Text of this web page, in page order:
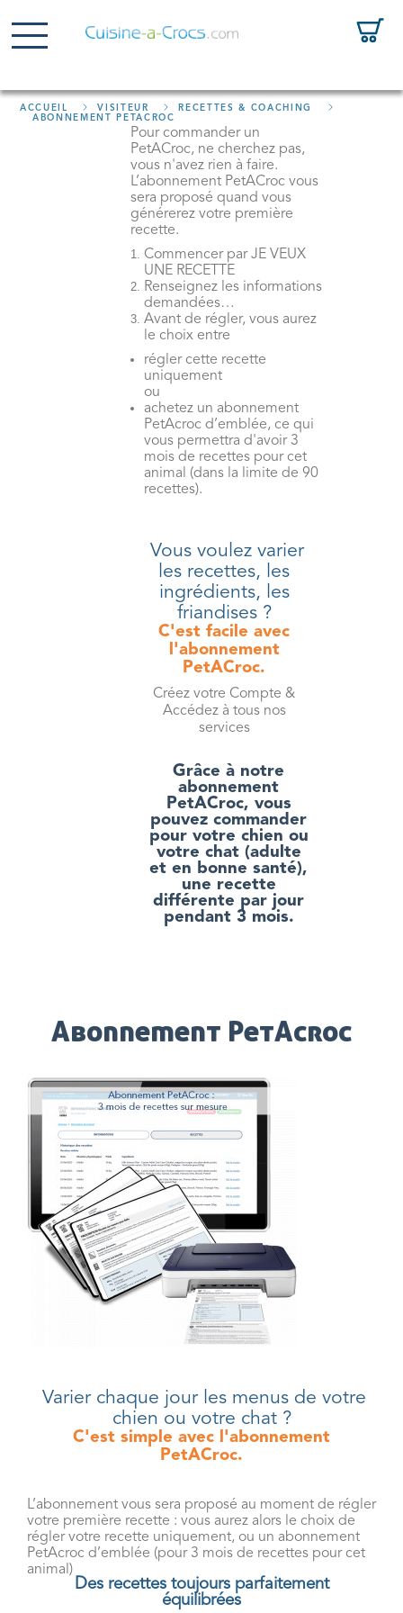
ACCUEIL VISITEUR
RECETTES & COACHING
ABONNEMENT PETACROC
Pour commander un
PetACroc, ne cherchez pas,
vous n'avez rien à faire.
L’abonnement PetACroc vous
sera proposé quand vous
générerez votre première
recette.
Commencer par JE VEUX
UNE RECETTE
Renseignez les informations
demandées…
Avant de régler, vous aurez
le choix entre
régler cette recette
uniquement
ou
achetez un abonnement
PetAcroc d’emblée, ce qui
vous permettra d'avoir 3
mois de recettes pour cet
animal (dans la limite de 90
recettes).
Vous voulez varier
les recettes, les
ingrédients, les
friandises ?
C'est facile avec
l'abonnement
PetACroc.
Créez votre Compte &
Accédez à tous nos
services
Grâce à notre
abonnement
PetACroc, vous
pouvez commander
pour votre chien ou
votre chat (adulte
et en bonne santé),
une recette
différente par jour
pendant 3 mois.
Abonnement PetAcroc
Varier chaque jour les menus de votre
chien ou votre chat ?
C'est simple avec l'abonnement
PetACroc.
L’abonnement vous sera proposé au moment de régler
votre première recette : vous aurez alors le choix de
régler votre recette uniquement, ou un abonnement
PetAcroc d’emblée (pour 3 mois de recettes pour cet
animal)
Des recettes toujours parfaitement
équilibrées